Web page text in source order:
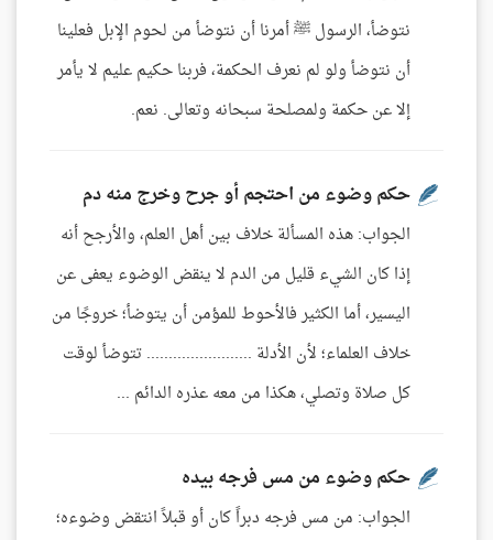
نتوضأ، الرسول ﷺ أمرنا أن نتوضأ من لحوم الإبل فعلينا
أن نتوضأ ولو لم نعرف الحكمة، فربنا حكيم عليم لا يأمر
إلا عن حكمة ولمصلحة سبحانه وتعالى. نعم.
حكم وضوء من احتجم أو جرح وخرج منه دم
الجواب: هذه المسألة خلاف بين أهل العلم، والأرجح أنه
إذا كان الشيء قليل من الدم لا ينقض الوضوء يعفى عن
اليسير، أما الكثير فالأحوط للمؤمن أن يتوضأ؛ خروجًا من
خلاف العلماء؛ لأن الأدلة ........................ تتوضأ لوقت
كل صلاة وتصلي، هكذا من معه عذره الدائم ...
حكم وضوء من مس فرجه بيده
الجواب: من مس فرجه دبراً كان أو قبلاً انتقض وضوءه؛